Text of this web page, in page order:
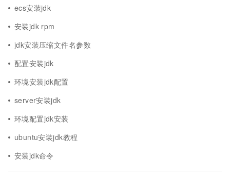
ecs安装jdk
安装jdk rpm
jdk安装压缩文件名参数
配置安装jdk
环境安装jdk配置
server安装jdk
环境配置jdk安装
ubuntu安装jdk教程
安装jdk命令